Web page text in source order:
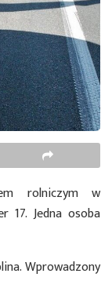
rolniczym w
17. Jedna osoba
Wprowadzony